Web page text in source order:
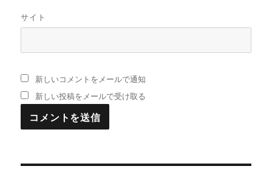
サイト
新しいコメントをメールで通知
新しい投稿をメールで受け取る